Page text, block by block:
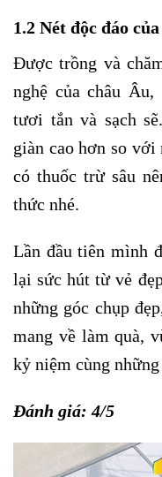
1.2 Nét độc đáo
Được trồng và
nghệ của châu
tươi tắn và sạch
giàn cao hơn so với
có thuốc trừ sâu
thức nhé.
Lần đầu tiên mình
lại sức hút từ vẻ
những góc chụp
mang về làm quà,
kỷ niệm cùng
Đánh giá: 4/5